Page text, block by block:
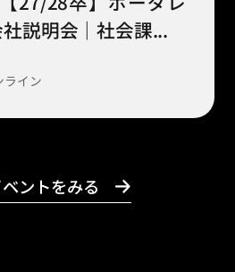
説明会｜社会課...
ライン
ントをみる